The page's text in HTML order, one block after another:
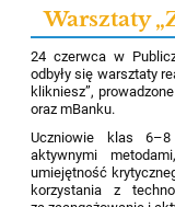
Warsztaty
24 czerwca w
odbyły się warsztaty
klikniesz”,
oraz mBanku.
Uczniowie klas 6–8
aktywnymi
umiejętność
korzystania z